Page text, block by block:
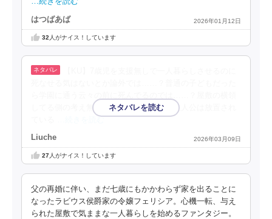
はつばあば 2026年01月12日
32 人がナイス！しています
してる側の考え無さがヤバい……そして主人公は放置され
…続きを読む
Liuche 2026年03月09日
27人がナイス！しています
父の再婚に伴い、まだ七歳にもかかわらず家を出ることに
なったラビウス侯爵家の令嬢フェリシア。心機一転、与え
られた屋敷で気ままな一人暮らしを始めるファンタジー。